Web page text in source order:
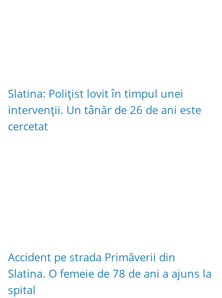
Slatina: Polițist lovit în timpul unei
intervenții. Un tânăr de 26 de ani este
cercetat
Accident pe strada Primăverii din
Slatina. O femeie de 78 de ani a ajuns la
spital